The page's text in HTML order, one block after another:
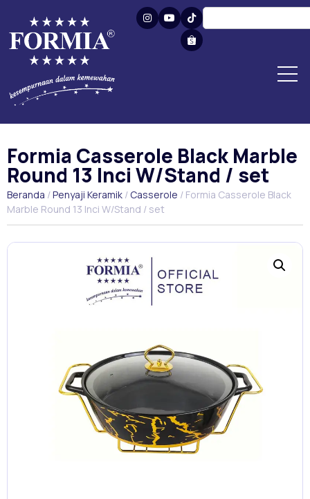
Formia Casserole Black Marble
Round 13 Inci W/Stand / set
Beranda /Penyaji Keramik / Casserole / Formia Casserole Black
Marble Round 13 Inci W/Stand / set